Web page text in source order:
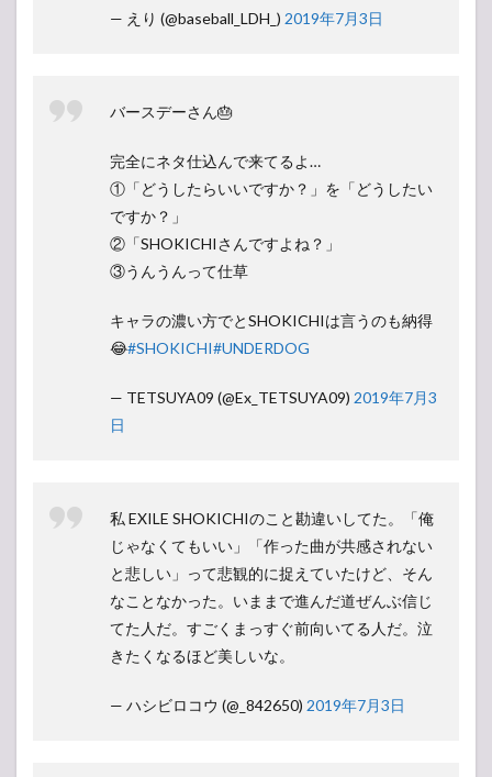
— えり (@baseball_LDH_) 2019年7月3日
バースデーさん🎂
完全にネタ仕込んで来てるよ…
①「どうしたらいいですか？」を「どうしたい
ですか？」
②「SHOKICHIさんですよね？」
③うんうんって仕草
キャラの濃い方でとSHOKICHIは言うのも納得
😂#SHOKICHI#UNDERDOG
— TETSUYA09 (@Ex_TETSUYA09) 2019年7月3
日
私 EXILE SHOKICHIのこと勘違いしてた。「俺
じゃなくてもいい」「作った曲が共感されない
と悲しい」って悲観的に捉えていたけど、そん
なことなかった。いままで進んだ道ぜんぶ信じ
てた人だ。すごくまっすぐ前向いてる人だ。泣
きたくなるほど美しいな。
— ハシビロコウ (@_842650) 2019年7月3日